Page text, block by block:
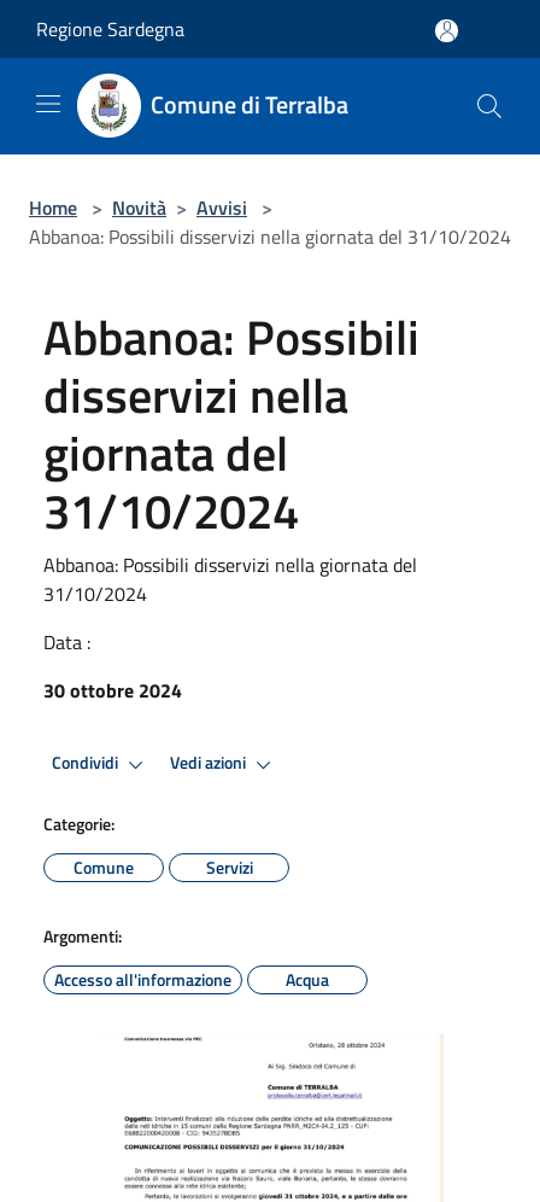
Regione Sardegna
Comune di Terralba
Home > Novità > Avvisi >
Abbanoa: Possibili disservizi nella giornata del 31/10/2024
Abbanoa: Possibili
disservizi nella
giornata del
31/10/2024
Abbanoa: Possibili disservizi nella giornata del
31/10/2024
Data :
30 ottobre 2024
Condividi Vedi azioni
Categorie:
Comune
Servizi
Argomenti:
Accesso all'informazione
Acqua